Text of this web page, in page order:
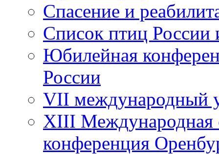
Спасение и
Список птиц России
Юбилейная
России
VII международный
XIII Международная
конференция